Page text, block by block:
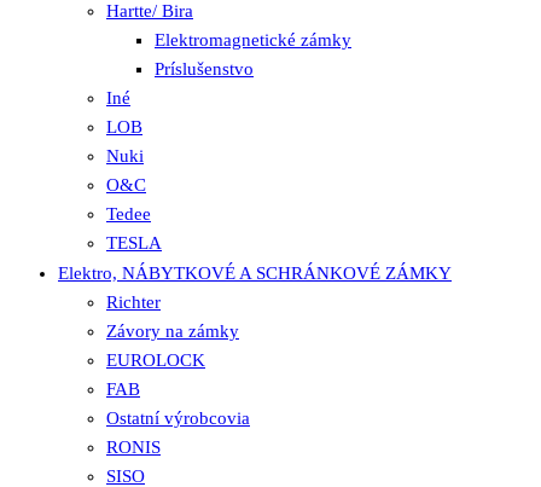
Hartte/ Bira
Elektromagnetické zámky
Príslušenstvo
Iné
LOB
Nuki
O&C
Tedee
TESLA
Elektro, NÁBYTKOVÉ A SCHRÁNKOVÉ ZÁMKY
Richter
Závory na zámky
EUROLOCK
FAB
Ostatní výrobcovia
RONIS
SISO